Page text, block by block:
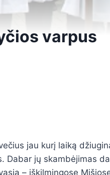
varpus
jau kurį laiką
Dabar jų skambėjimas
– iškilmingose M